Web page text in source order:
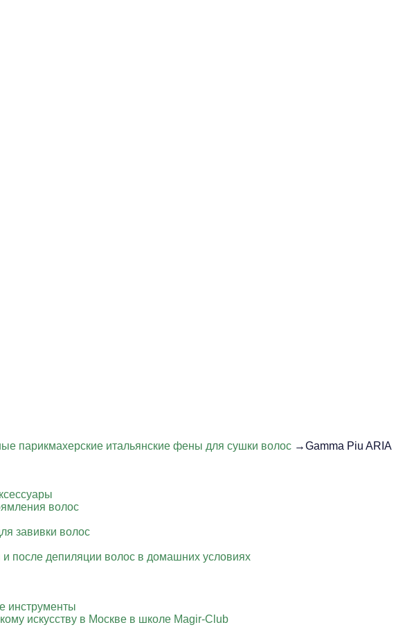
парикмахерские итальянские фены для сушки волос →Gamma Piu ARIA
волос
завивки волос
после депиляции волос в домашних условиях
инструменты
искусству в Москве в школе Magir-Club